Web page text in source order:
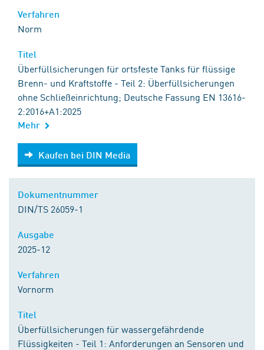
Norm
Überfüllsicherungen für ortsfeste Tanks für flüssige
Brenn- und Kraftstoffe - Teil 2: Überfüllsicherungen
ohne Schließeinrichtung; Deutsche Fassung EN 13616-
2:2016+A1:2025
Mehr
Kaufen bei DIN Media
Kaufen bei DIN Media
DIN/TS 26059-1
2025-12
Vornorm
Überfüllsicherungen für wassergefährdende
Flüssigkeiten - Teil 1: Anforderungen an Sensoren und